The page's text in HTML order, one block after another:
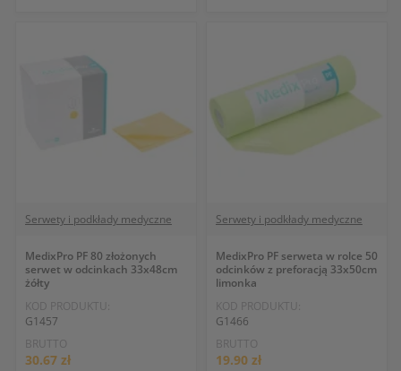
Serwety i podkłady medyczne
MedixPro PF 80 złożonych
serwet w odcinkach 33x48cm
żółty
KOD PRODUKTU:
G1457
BRUTTO
30.67 zł
Serwety i podkłady medyczne
MedixPro PF serweta w rolce 50
odcinków z preforacją 33x50cm
limonka
KOD PRODUKTU:
G1466
BRUTTO
19.90 zł